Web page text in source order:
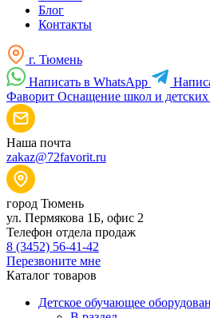
Блог
Контакты
г. Тюмень
Написать в WhatsApp
Фаворит Оснащение школ и детских
Наша почта
zakaz@72favorit.ru
город Тюмень
ул. Пермякова 1Б, офис 2
Телефон отдела продаж
8 (3452) 56-41-42
Перезвоните мне
Каталог товаров
Детское обучающее